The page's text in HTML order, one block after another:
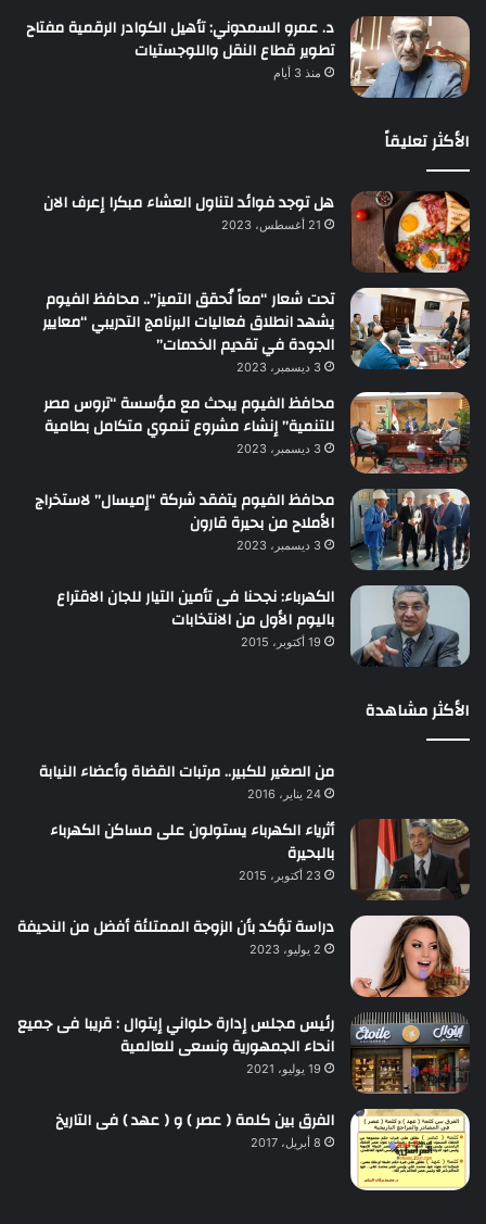
د. عمرو السمدوني: تأهيل الكوادر الرقمية مفتاح
تطوير قطاع النقل واللوجستيات
منذ 3 أيام
الأكثر تعليقاً
هل توجد فوائد لتناول العشاء مبكرا إعرف الان
21 أغسطس، 2023
تحت شعار “معاً نُحقق التميز”.. محافظ الفيوم
يشهد انطلاق فعاليات البرنامج التدريبي “معايير
الجودة في تقديم الخدمات”
3 ديسمبر، 2023
محافظ الفيوم يبحث مع مؤسسة “تروس مصر
للتنمية” إنشاء مشروع تنموي متكامل بطامية
3 ديسمبر، 2023
محافظ الفيوم يتفقد شركة “إميسال” لاستخراج
الأملاح من بحيرة قارون
3 ديسمبر، 2023
الكهرباء: نجحنا فى تأمين التيار للجان الاقتراع
باليوم الأول من الانتخابات
19 أكتوبر، 2015
الأكثر مشاهدة
من الصغير للكبير.. مرتبات القضاة وأعضاء النيابة
24 يناير، 2016
أثرياء الكهرباء يستولون على مساكن الكهرباء
بالبحيرة
23 أكتوبر، 2015
دراسة تؤكد بأن الزوجة الممتلئة أفضل من النحيفة
2 يوليو، 2023
رئيس مجلس إدارة حلواني إيتوال : قريبا فى جميع
انحاء الجمهورية ونسعى للعالمية
19 يوليو، 2021
الفرق بين كلمة ( عصر ) و ( عهد ) فى التاريخ
8 أبريل، 2017